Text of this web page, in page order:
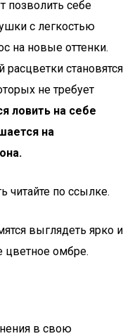
позволить себе
с легкостью
на новые оттенки.
становятся
не требует
ловить на себе
на
читайте по ссылке.
выглядеть ярко и
цветное омбре.
в свою